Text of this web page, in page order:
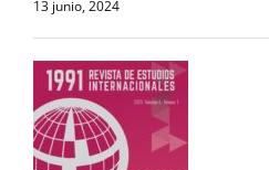
13 junio, 2024